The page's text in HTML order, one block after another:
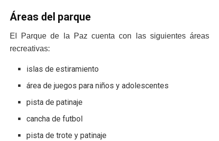
Áreas del parque
El Parque de la Paz cuenta con las siguientes áreas
recreativas:
islas de estiramiento
área de juegos para niños y adolescentes
pista de patinaje
cancha de futbol
pista de trote y patinaje